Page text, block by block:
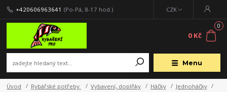
Menu
CZK
+420606963641 (Po-Pá, 8-17 hod.)
0
0 Kč
Úvod Rybářské potřeby Vybavení, doplňky Háčky
Jednoháčky